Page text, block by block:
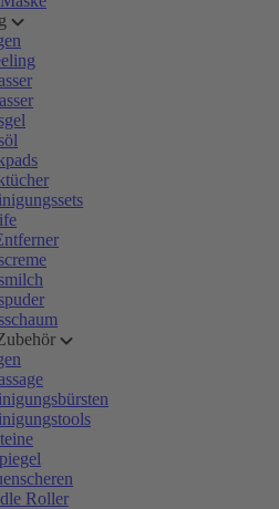
Roller